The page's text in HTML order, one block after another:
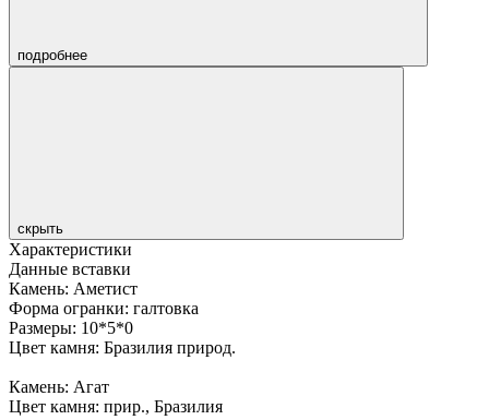
подробнее
скрыть
Характеристики
Данные вставки
Камень: Аметист
Форма огранки: галтовка
Размеры: 10*5*0
Цвет камня: Бразилия природ.
Камень: Агат
Цвет камня: прир., Бразилия